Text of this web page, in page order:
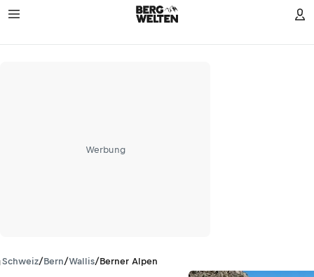
Werbung
Schweiz/Bern/Wallis/Berner Alpen